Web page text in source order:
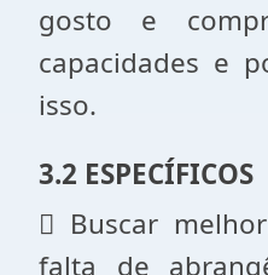
gosto e
capacidades e
isso.
3.2 ESPECÍFICOS
 Buscar
falta de